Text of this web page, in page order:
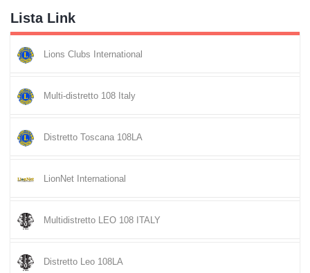
Lista Link
Lions Clubs International
Multi-distretto 108 Italy
Distretto Toscana 108LA
LionNet International
Multidistretto LEO 108 ITALY
Distretto Leo 108LA